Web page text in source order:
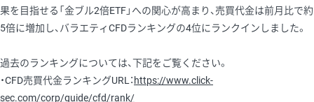
果を目指せる「金ブル2倍ETF」への関心が高まり、売買代金は前月比で約
5倍に増加し、バラエティCFDランキングの4位にランクインしました。
過去のランキングについては、下記をご覧ください。
・CFD売買代金ランキングURL： https://www.click-
sec.com/corp/guide/cfd/rank/